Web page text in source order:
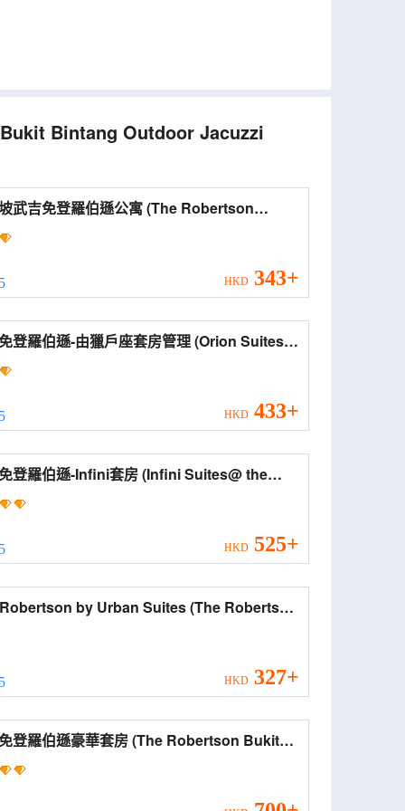
Bintang Outdoor Jacuzzi
吉免登羅伯遜公寓 (The Robertson
HKD 343+
羅伯遜-由獵戶座套房管理 (Orion Suites@
Bukit Bintang)
HKD 433+
羅伯遜-Infini套房 (Infini Suites@ the
Bukit Bintang)
HKD 525+
by Urban Suites (The Robertson
HKD 327+
伯遜豪華套房 (The Robertson Bukit
Luxe Suites)